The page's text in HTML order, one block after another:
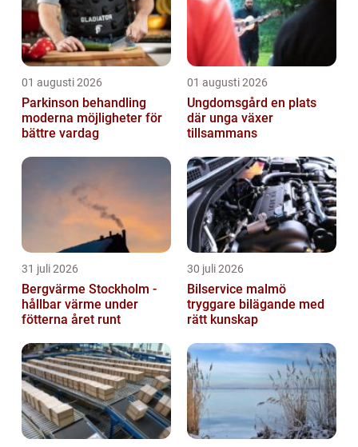
01 augusti 2026
Parkinson behandling
moderna möjligheter för
bättre vardag
01 augusti 2026
Ungdomsgård en plats
där unga växer
tillsammans
31 juli 2026
Bergvärme Stockholm -
hållbar värme under
fötterna året runt
30 juli 2026
Bilservice malmö
tryggare bilägande med
rätt kunskap